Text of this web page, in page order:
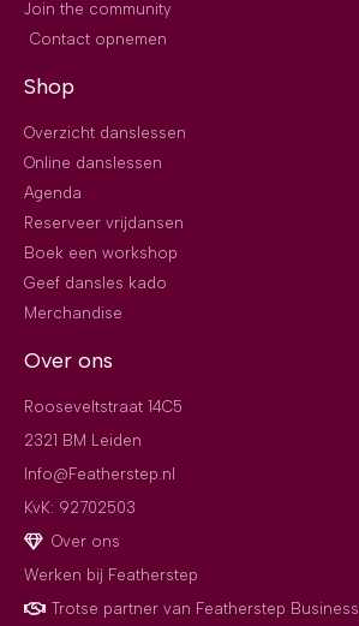
Join the community
Contact opnemen
Shop
Overzicht danslessen
Online danslessen
Agenda
Reserveer vrijdansen
Boek een workshop
Geef dansles kado
Merchandise
Over ons
Rooseveltstraat 14C5
2321 BM Leiden
Info@Featherstep.nl
KvK: 92702503
Over ons
Werken bij Featherstep
Trotse partner van Featherstep Business